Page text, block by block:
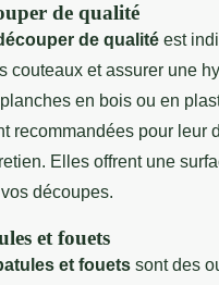
de qualité
de qualité est
couteaux et assurer une
en bois ou en
recommandées pour leur
Elles offrent une
découpes.
et fouets
et fouets sont des